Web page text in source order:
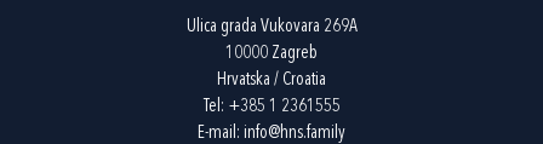
Ulica grada Vukovara 269A
10000 Zagreb
Hrvatska / Croatia
Tel: +385 1 2361555
E-mail: info@hns.family